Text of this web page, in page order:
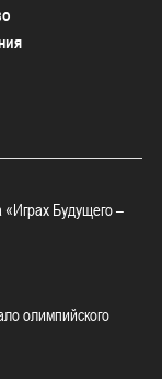
«Играх Будущего –
олимпийского